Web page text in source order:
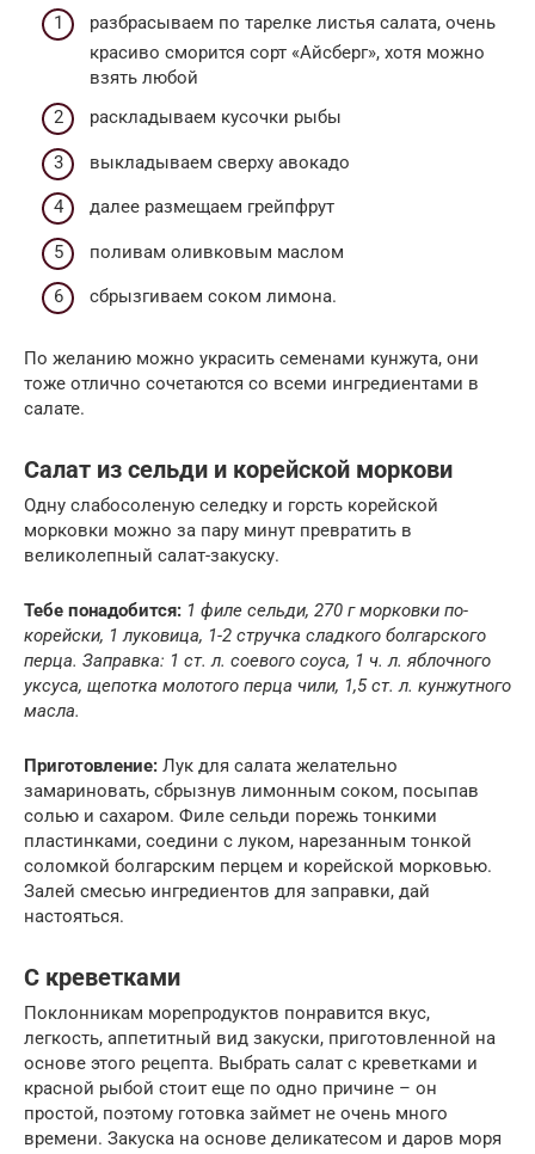
разбрасываем по тарелке листья салата, очень
красиво сморится сорт «Айсберг», хотя можно
взять любой
раскладываем кусочки рыбы
выкладываем сверху авокадо
далее размещаем грейпфрут
поливам оливковым маслом
сбрызгиваем соком лимона.
По желанию можно украсить семенами кунжута, они
тоже отлично сочетаются со всеми ингредиентами в
салате.
Салат из сельди и корейской моркови
Одну слабосоленую селедку и горсть корейской
морковки можно за пару минут превратить в
великолепный салат-закуску.
Тебе понадобится: 1 филе сельди, 270 г морковки по-
корейски, 1 луковица, 1-2 стручка сладкого болгарского
перца. Заправка: 1 ст. л. соевого соуса, 1 ч. л. яблочного
уксуса, щепотка молотого перца чили, 1,5 ст. л. кунжутного
масла.
Приготовление: Лук для салата желательно
замариновать, сбрызнув лимонным соком, посыпав
солью и сахаром. Филе сельди порежь тонкими
пластинками, соедини с луком, нарезанным тонкой
соломкой болгарским перцем и корейской морковью.
Залей смесью ингредиентов для заправки, дай
настояться.
С креветками­
Поклонникам морепродуктов понравится вкус,
легкость, аппетитный вид закуски, приготовленной на
основе этого рецепта. Выбрать салат с креветками и
красной рыбой стоит еще по одно причине – он
простой, поэтому готовка займет не очень много
времени. Закуска на основе деликатесом и даров моря